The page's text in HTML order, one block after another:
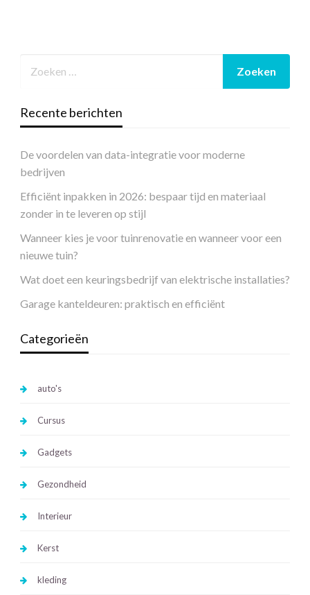
Recente berichten
De voordelen van data-integratie voor moderne
bedrijven
Efficiënt inpakken in 2026: bespaar tijd en materiaal
zonder in te leveren op stijl
Wanneer kies je voor tuinrenovatie en wanneer voor een
nieuwe tuin?
Wat doet een keuringsbedrijf van elektrische installaties?
Garage kanteldeuren: praktisch en efficiënt
Categorieën
auto's
Cursus
Gadgets
Gezondheid
Interieur
Kerst
kleding